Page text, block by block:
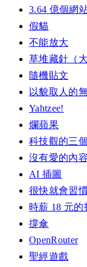
3.64 億個網
假貓
不能放大
草堆藏針（
隨機貼文
以貌取人的
Yahtzee!
爛蘋果
科技觀的三
沒有愛的內容
AI 插圖
很快就會習
時薪 18 元的
撐傘
OpenRouter
聖經遊戲